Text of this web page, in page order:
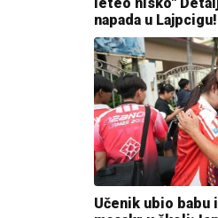
napada u
Učenik ubio babu